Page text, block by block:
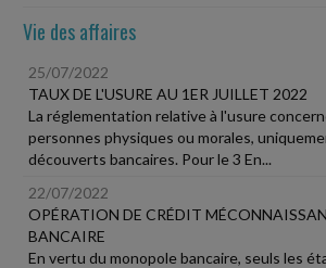
Vie des affaires
25/07/2022
TAUX DE L'USURE AU 1ER JUILLET 2022
La réglementation relative à l'usure
personnes physiques ou morales,
découverts bancaires. Pour le 3 En...
22/07/2022
OPÉRATION DE CRÉDIT
BANCAIRE
En vertu du monopole bancaire, seuls les